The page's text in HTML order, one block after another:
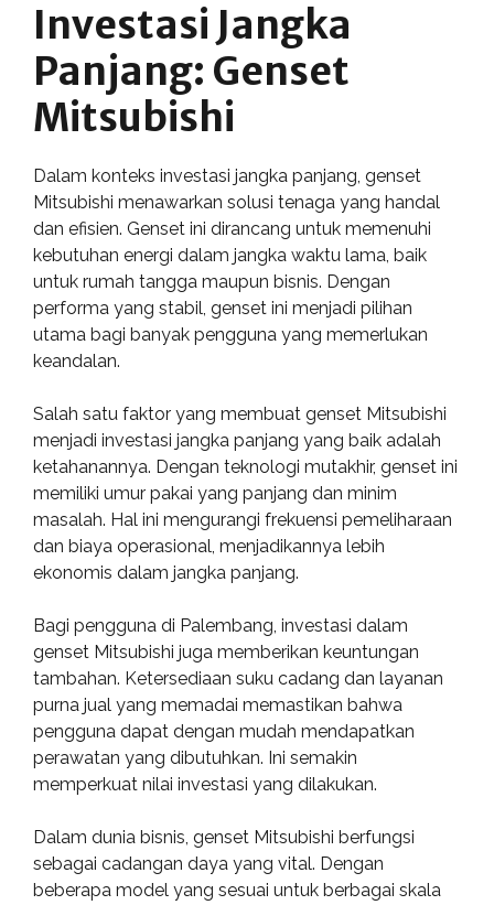
Investasi Jangka
Panjang: Genset
Mitsubishi
Dalam konteks investasi jangka panjang, genset
Mitsubishi menawarkan solusi tenaga yang handal
dan efisien. Genset ini dirancang untuk memenuhi
kebutuhan energi dalam jangka waktu lama, baik
untuk rumah tangga maupun bisnis. Dengan
performa yang stabil, genset ini menjadi pilihan
utama bagi banyak pengguna yang memerlukan
keandalan.
Salah satu faktor yang membuat genset Mitsubishi
menjadi investasi jangka panjang yang baik adalah
ketahanannya. Dengan teknologi mutakhir, genset ini
memiliki umur pakai yang panjang dan minim
masalah. Hal ini mengurangi frekuensi pemeliharaan
dan biaya operasional, menjadikannya lebih
ekonomis dalam jangka panjang.
Bagi pengguna di Palembang, investasi dalam
genset Mitsubishi juga memberikan keuntungan
tambahan. Ketersediaan suku cadang dan layanan
purna jual yang memadai memastikan bahwa
pengguna dapat dengan mudah mendapatkan
perawatan yang dibutuhkan. Ini semakin
memperkuat nilai investasi yang dilakukan.
Dalam dunia bisnis, genset Mitsubishi berfungsi
sebagai cadangan daya yang vital. Dengan
beberapa model yang sesuai untuk berbagai skala